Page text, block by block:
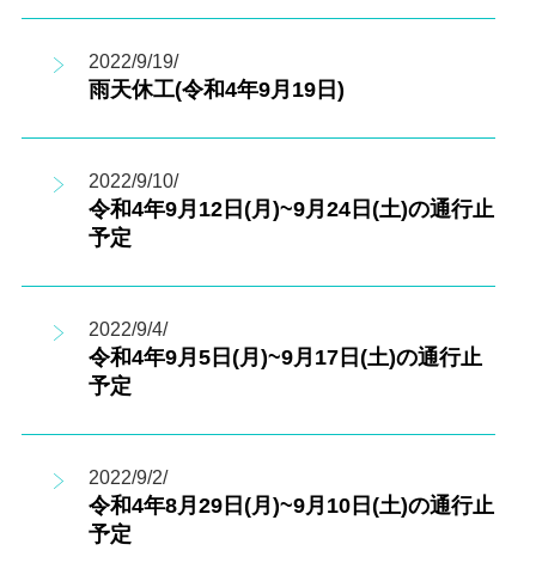
2022/9/19/
雨天休工(令和4年9月19日)
2022/9/10/
令和4年9月12日(月)~9月24日(土)の通行止
予定
2022/9/4/
令和4年9月5日(月)~9月17日(土)の通行止
予定
2022/9/2/
令和4年8月29日(月)~9月10日(土)の通行止
予定